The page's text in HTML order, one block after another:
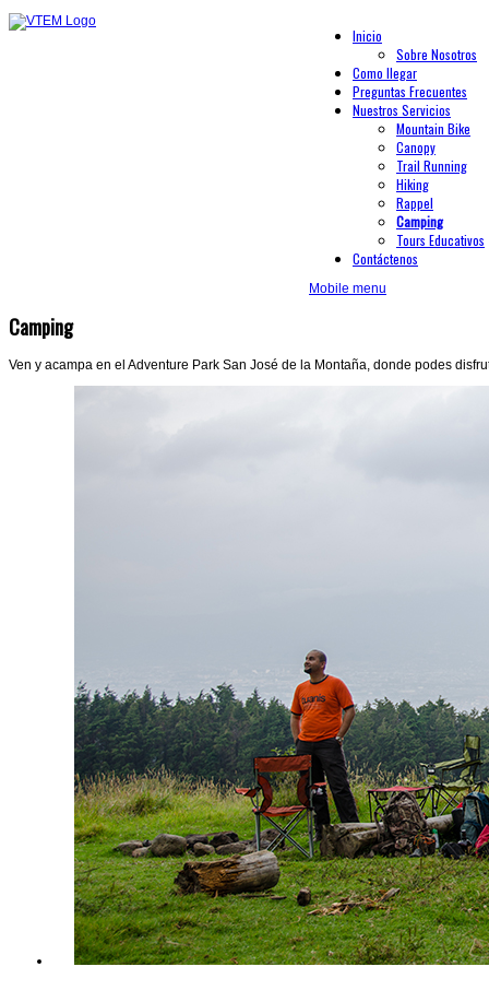
Inicio
Sobre Nosotros
Como llegar
Preguntas Frecuentes
Nuestros Servicios
Mountain Bike
Canopy
Trail Running
Hiking
Rappel
Camping
Tours Educativos
Contáctenos
Mobile menu
Camping
Ven y acampa en el Adventure Park San José de la Montaña, donde podes